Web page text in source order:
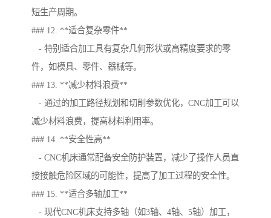
短生产周期。
### 12. **适合复杂零件**
- 特别适合加工具有复杂几何形状或高精度要求的零
件，如模具、零件、器械等。
### 13. **减少材料浪费**
- 通过的加工路径规划和切削参数优化，CNC加工可以
减少材料浪费，提高材料利用率。
### 14. **安全性高**
- CNC机床通常配备安全防护装置，减少了操作人员直
接接触危险区域的可能性，提高了加工过程的安全性。
### 15. **适合多轴加工**
- 现代CNC机床支持多轴（如3轴、4轴、5轴）加工，